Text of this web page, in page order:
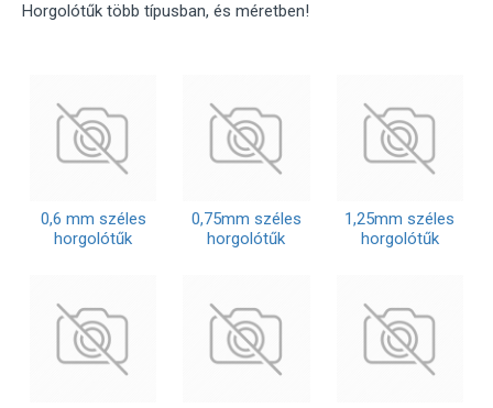
Horgolótűk több típusban, és méretben!
0,6 mm széles
horgolótűk
0,75mm széles
horgolótűk
1,25mm széles
horgolótűk